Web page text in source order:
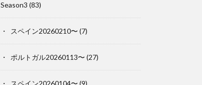
Season3 (83)
スペイン20260210〜 (7)
ポルトガル20260113〜 (27)